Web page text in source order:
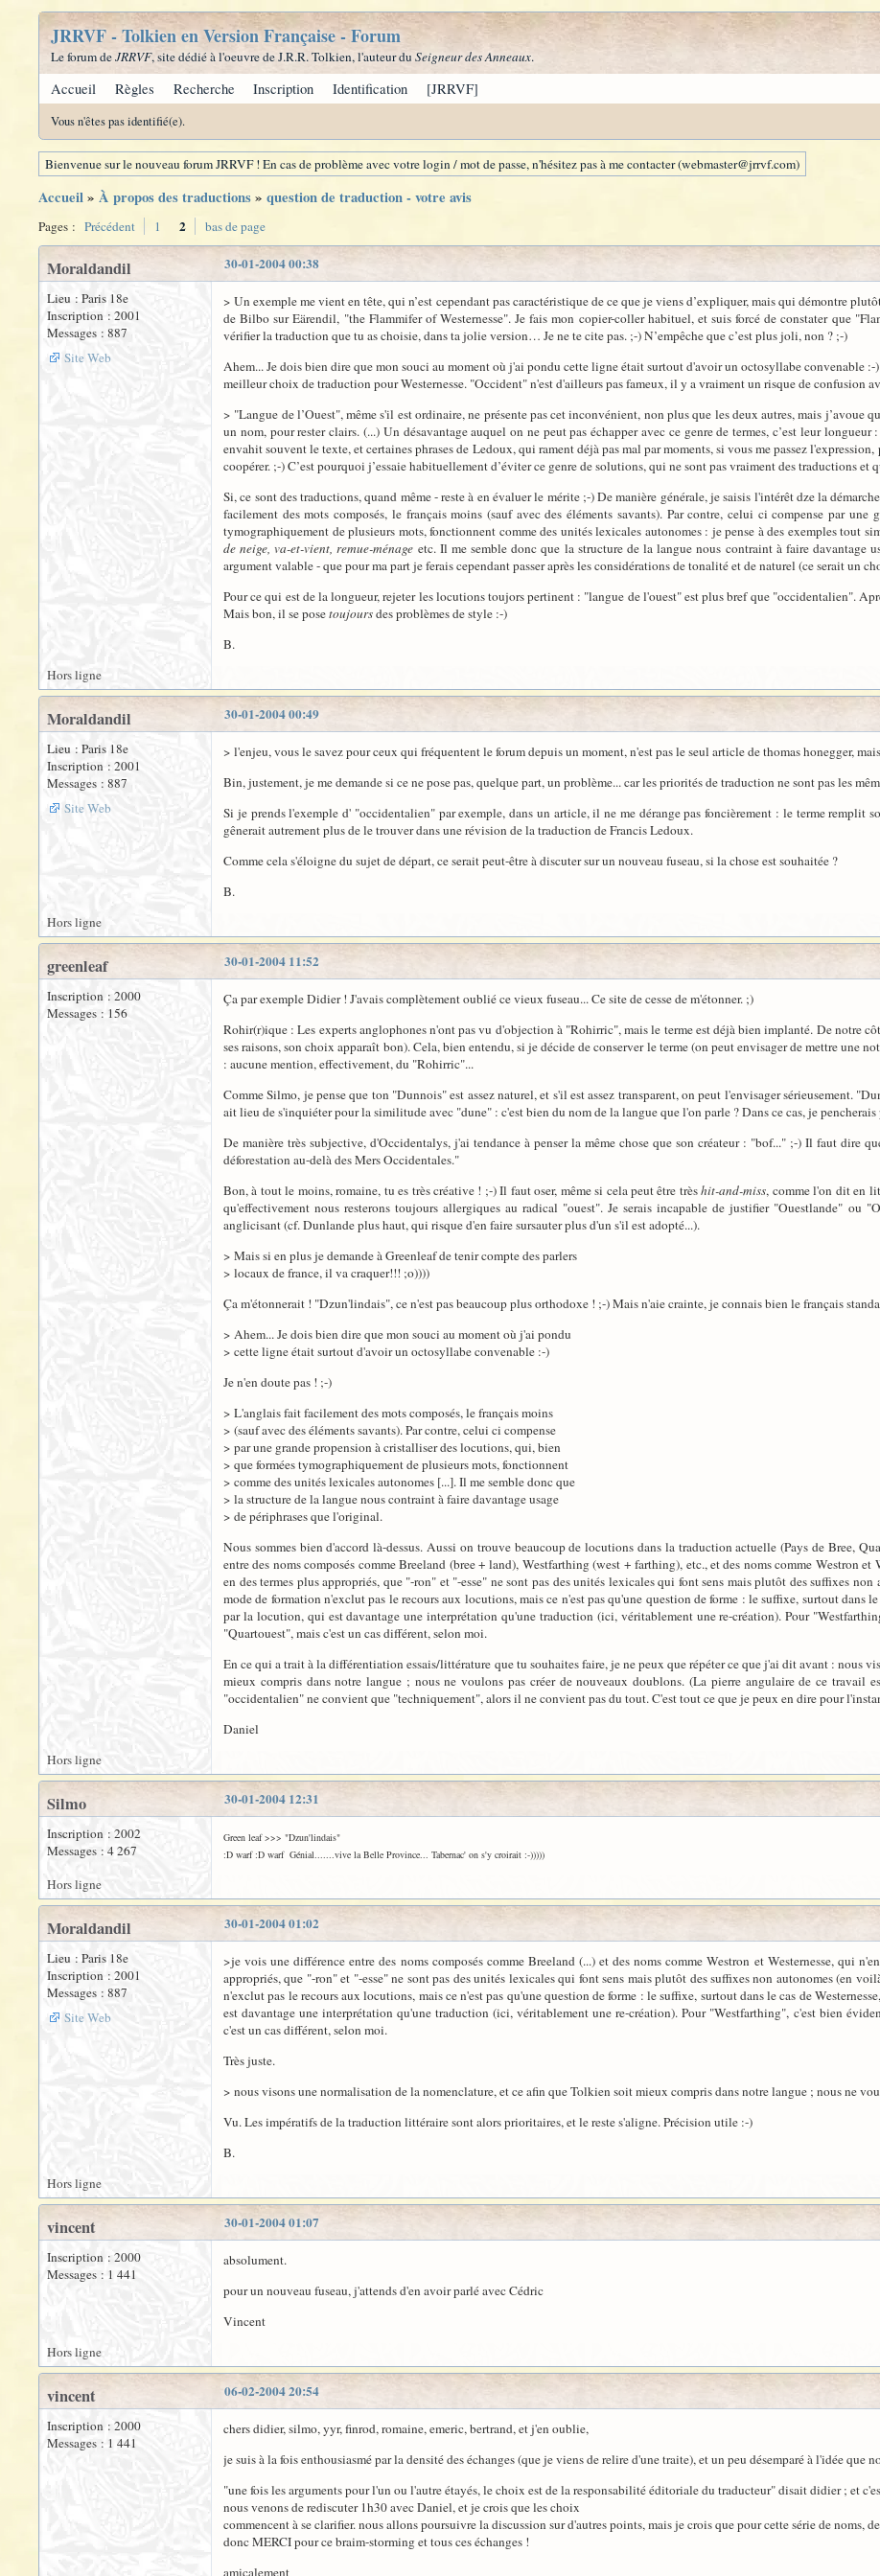
JRRVF - Tolkien en Version Française - Forum
Le forum deJRRVF, site dédié à l'oeuvre de J.R.R. Tolkien, l'auteur du Seigneur des Anneaux.
Accueil Règles Recherche Inscription Identification [JRRVF]
Vous n'êtes pas identifié(e).
Bienvenue sur le nouveau forum JRRVF ! En cas de problème avec votre login / mot de passe, n'hésitez pas à me contacter (webmaster@jrrvf.com)
Accueil» À propos des traductions» question de traduction - votre avis
Pages : Précédent 1 2 bas de page
30-01-2004 00:38
Moraldandil
Lieu : Paris 18e
Inscription : 2001
Messages : 887
Site Web
> Un exemple me vient en tête, qui n’est cependant pas caractéristique de ce que je viens d’expliquer, mais qui démontre
de Bilbo sur Eärendil, "the Flammifer of Westernesse". Je fais mon copier-coller habituel, et suis forcé de constater que
vérifier la traduction que tu as choisie, dans ta jolie version… Je ne te cite pas. ;-) N’empêche que c’est plus joli, non ? ;-)
Ahem... Je dois bien dire que mon souci au moment où j'ai pondu cette ligne était surtout d'avoir un octosyllabe convenable :-)
meilleur choix de traduction pour Westernesse. "Occident" n'est d'ailleurs pas fameux, il y a vraiment un risque de confusion
> "Langue de l’Ouest", même s'il est ordinaire, ne présente pas cet inconvénient, non plus que les deux autres, mais j’avoue
un nom, pour rester clairs. (...) Un désavantage auquel on ne peut pas échapper avec ce genre de termes, c’est leur
envahit souvent le texte, et certaines phrases de Ledoux, qui rament déjà pas mal par moments, si vous me passez
coopérer. ;-) C’est pourquoi j’essaie habituellement d’éviter ce genre de solutions, qui ne sont pas vraiment des traductions et
Si, ce sont des traductions, quand même - reste à en évaluer le mérite ;-) De manière générale, je saisis l'intérêt dze la
facilement des mots composés, le français moins (sauf avec des éléments savants). Par contre, celui ci compense par
tymographiquement de plusieurs mots, fonctionnent comme des unités lexicales autonomes : je pense à des exemples tout
de neige, va-et-vient, remue-ménage etc. Il me semble donc que la structure de la langue nous contraint à faire
argument valable - que pour ma part je ferais cependant passer après les considérations de tonalité et de naturel (ce serait un
Pour ce qui est de la longueur, rejeter les locutions toujors pertinent : "langue de l'ouest" est plus bref que "occidentalien".
Mais bon, il se posetoujoursdes problèmes de style :-)
B.
Hors ligne
30-01-2004 00:49
Moraldandil
Lieu : Paris 18e
Inscription : 2001
Messages : 887
Site Web
> l'enjeu, vous le savez pour ceux qui fréquentent le forum depuis un moment, n'est pas le seul article de thomas honegger,
Bin, justement, je me demande si ce ne pose pas, quelque part, un problème... car les priorités de traduction ne sont pas les
Si je prends l'exemple d' "occidentalien" par exemple, dans un article, il ne me dérange pas foncièrement : le terme remplit
gênerait autrement plus de le trouver dans une révision de la traduction de Francis Ledoux.
Comme cela s'éloigne du sujet de départ, ce serait peut-être à discuter sur un nouveau fuseau, si la chose est souhaitée ?
B.
Hors ligne
30-01-2004 11:52
greenleaf
Inscription : 2000
Messages : 156
Ça par exemple Didier ! J'avais complètement oublié ce vieux fuseau... Ce site de cesse de m'étonner. ;)
Rohir(r)ique : Les experts anglophones n'ont pas vu d'objection à "Rohirric", mais le terme est déjà bien implanté. De notre
ses raisons, son choix apparaît bon). Cela, bien entendu, si je décide de conserver le terme (on peut envisager de mettre une
: aucune mention, effectivement, du "Rohirric"...
Comme Silmo, je pense que ton "Dunnois" est assez naturel, et s'il est assez transparent, on peut l'envisager sérieusement.
ait lieu de s'inquiéter pour la similitude avec "dune" : c'est bien du nom de la langue que l'on parle ? Dans ce cas, je
De manière très subjective, d'Occidentalys, j'ai tendance à penser la même chose que son créateur : "bof..." ;-) Il faut dire
déforestation au-delà des Mers Occidentales."
Bon, à tout le moins, romaine, tu es très créative ! ;-) Il faut oser, même si cela peut être trèshit-and-miss, comme l'on dit en
qu'effectivement nous resterons toujours allergiques au radical "ouest". Je serais incapable de justifier "Ouestlande" ou
anglicisant (cf. Dunlande plus haut, qui risque d'en faire sursauter plus d'un s'il est adopté...).
> Mais si en plus je demande à Greenleaf de tenir compte des parlers
> locaux de france, il va craquer!!! ;o))))
Ça m'étonnerait ! "Dzun'lindais", ce n'est pas beaucoup plus orthodoxe ! ;-) Mais n'aie crainte, je connais bien le français
> Ahem... Je dois bien dire que mon souci au moment où j'ai pondu
> cette ligne était surtout d'avoir un octosyllabe convenable :-)
Je n'en doute pas ! ;-)
> L'anglais fait facilement des mots composés, le français moins
> (sauf avec des éléments savants). Par contre, celui ci compense
> par une grande propension à cristalliser des locutions, qui, bien
> que formées tymographiquement de plusieurs mots, fonctionnent
> comme des unités lexicales autonomes [...]. Il me semble donc que
> la structure de la langue nous contraint à faire davantage usage
> de périphrases que l'original.
Nous sommes bien d'accord là-dessus. Aussi on trouve beaucoup de locutions dans la traduction actuelle (Pays de Bree,
entre des noms composés comme Breeland (bree + land), Westfarthing (west + farthing), etc., et des noms comme Westron
en des termes plus appropriés, que "-ron" et "-esse" ne sont pas des unités lexicales qui font sens mais plutôt des suffixes
mode de formation n'exclut pas le recours aux locutions, mais ce n'est pas qu'une question de forme : le suffixe, surtout dans le
par la locution, qui est davantage une interprétation qu'une traduction (ici, véritablement une re-création). Pour
"Quartouest", mais c'est un cas différent, selon moi.
En ce qui a trait à la différentiation essais/littérature que tu souhaites faire, je ne peux que répéter ce que j'ai dit avant : nous
mieux compris dans notre langue ; nous ne voulons pas créer de nouveaux doublons. (La pierre angulaire de ce travail
"occidentalien" ne convient que "techniquement", alors il ne convient pas du tout. C'est tout ce que je peux en dire pour
Daniel
Hors ligne
30-01-2004 12:31
Silmo
Inscription : 2002
Messages : 4 267
Green leaf >>> "Dzun'lindais"
:D warf :D warf Génial.......vive la Belle Province... Tabernac' on s'y croirait :-)))))
Hors ligne
30-01-2004 01:02
Moraldandil
Lieu : Paris 18e
Inscription : 2001
Messages : 887
Site Web
>je vois une différence entre des noms composés comme Breeland (...) et des noms comme Westron et Westernesse, qui
appropriés, que "-ron" et "-esse" ne sont pas des unités lexicales qui font sens mais plutôt des suffixes non autonomes (en
n'exclut pas le recours aux locutions, mais ce n'est pas qu'une question de forme : le suffixe, surtout dans le cas de
est davantage une interprétation qu'une traduction (ici, véritablement une re-création). Pour "Westfarthing", c'est bien
c'est un cas différent, selon moi.
Très juste.
> nous visons une normalisation de la nomenclature, et ce afin que Tolkien soit mieux compris dans notre langue ; nous ne
Vu. Les impératifs de la traduction littéraire sont alors prioritaires, et le reste s'aligne. Précision utile :-)
B.
Hors ligne
30-01-2004 01:07
vincent
Inscription : 2000
Messages : 1 441
absolument.
pour un nouveau fuseau, j'attends d'en avoir parlé avec Cédric
Vincent
Hors ligne
06-02-2004 20:54
vincent
Inscription : 2000
Messages : 1 441
chers didier, silmo, yyr, finrod, romaine, emeric, bertrand, et j'en oublie,
je suis à la fois enthousiasmé par la densité des échanges (que je viens de relire d'une traite), et un peu désemparé à l'idée
"une fois les arguments pour l'un ou l'autre étayés, le choix est de la responsabilité éditoriale du traducteur" disait didier ; et
nous venons de rediscuter 1h30 avec Daniel, et je crois que les choix
commencent à se clarifier. nous allons poursuivre la discussion sur d'autres points, mais je crois que pour cette série de noms,
donc MERCI pour ce braim-storming et tous ces échanges !
amicalement